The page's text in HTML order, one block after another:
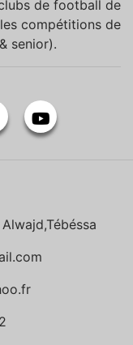
de football de
compétitions de
senior).